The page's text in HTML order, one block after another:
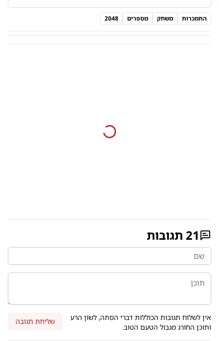
התמכרות משחק מספרים 2048
21 תגובות
אין לשלוח תגובות הכוללות דברי הסתה, לשון הרע
ותוכן החורג מגבול הטעם הטוב.
שליחת תגובה